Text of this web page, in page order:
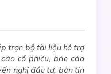
trọn bộ tài liệu hỗ trợ
cổ phiếu, báo cáo
nghị đầu tư, bản tin